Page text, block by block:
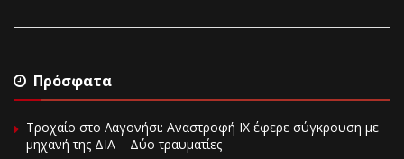
Πρόσφατα
Τροχαίο στο Λαγονήσι: Αναστροφή ΙΧ έφερε σύγκρουση με
μηχανή της ΔΙΑ – Δύο τραυματίες